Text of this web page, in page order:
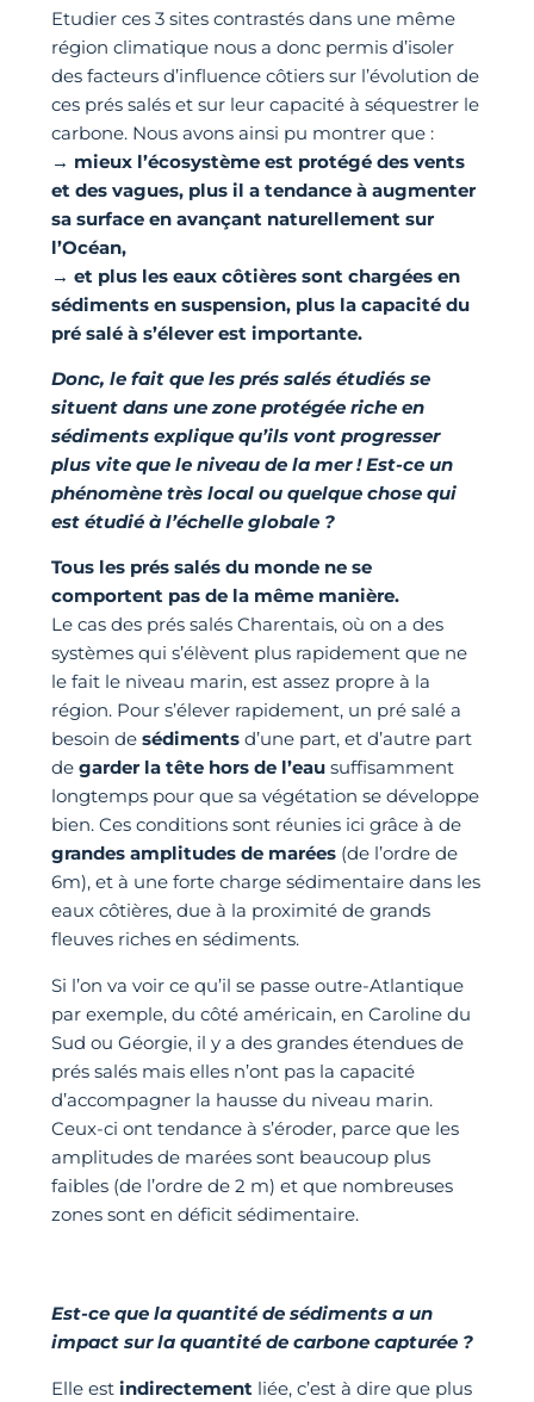
Etudier ces 3 sites contrastés dans une même
région climatique nous a donc permis d’isoler
des facteurs d’influence côtiers sur l’évolution de
ces prés salés et sur leur capacité à séquestrer le
carbone. Nous avons ainsi pu montrer que :
→ mieux l’écosystème est protégé des vents
et des vagues, plus il a tendance à augmenter
sa surface en avançant naturellement sur
l’Océan,
→ et plus les eaux côtières sont chargées en
sédiments en suspension, plus la capacité du
pré salé à s’élever est importante.
Donc, le fait que les prés salés étudiés se
situent dans une zone protégée riche en
sédiments explique qu’ils vont progresser
plus vite que le niveau de la mer ! Est-ce un
phénomène très local ou quelque chose qui
est étudié à l’échelle globale ?
Tous les prés salés du monde ne se
comportent pas de la même manière.
Le cas des prés salés Charentais, où on a des
systèmes qui s’élèvent plus rapidement que ne
le fait le niveau marin, est assez propre à la
région. Pour s’élever rapidement, un pré salé a
besoin de sédimentsd’une part, et d’autre part
de garder la tête hors de l’eausuffisamment
longtemps pour que sa végétation se développe
bien. Ces conditions sont réunies ici grâce à de
grandes amplitudes de marées(de l’ordre de
6m), et à une forte charge sédimentaire dans les
eaux côtières, due à la proximité de grands
fleuves riches en sédiments.
Si l’on va voir ce qu’il se passe outre-Atlantique
par exemple, du côté américain, en Caroline du
Sud ou Géorgie, il y a des grandes étendues de
prés salés mais elles n’ont pas la capacité
d’accompagner la hausse du niveau marin.
Ceux-ci ont tendance à s’éroder, parce que les
amplitudes de marées sont beaucoup plus
faibles (de l’ordre de 2 m) et que nombreuses
zones sont en déficit sédimentaire.
Est-ce que la quantité de sédiments a un
impact sur la quantité de carbone capturée ?
Elle est indirectement liée, c’est à dire que plus